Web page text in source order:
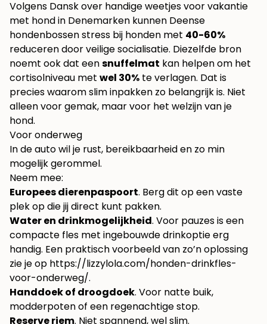
Volgens Dansk over handige weetjes voor vakantie
met hond in Denemarken kunnen Deense
hondenbossen stress bij honden met 40-60%
reduceren door veilige socialisatie. Diezelfde bron
noemt ook dat eensnuffelmat kan helpen om het
cortisolniveau met wel 30% te verlagen. Dat is
precies waarom slim inpakken zo belangrijk is. Niet
alleen voor gemak, maar voor het welzijn van je
hond.
Voor onderweg
In de auto wil je rust, bereikbaarheid en zo min
mogelijk gerommel.
Neem mee:
Europees dierenpaspoort. Berg dit op een vaste
plek op die jij direct kunt pakken.
Water en drinkmogelijkheid. Voor pauzes is een
compacte fles met ingebouwde drinkoptie erg
handig. Een praktisch voorbeeld van zo’n oplossing
zie je op https://lizzylola.com/honden-drinkfles-
voor-onderweg/.
Handdoek of droogdoek. Voor natte buik,
modderpoten of een regenachtige stop.
Reserve riem. Niet spannend, wel slim.